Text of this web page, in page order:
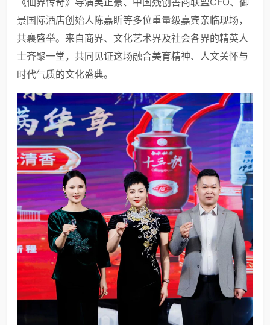
景国际酒店创始人陈嘉盺等多位重量级嘉宾亲临现场，
共襄盛举。来自商界、文化艺术界及社会各界的精英人
士齐聚一堂，共同见证这场融合美育精神、人文关怀与
时代气质的文化盛典。